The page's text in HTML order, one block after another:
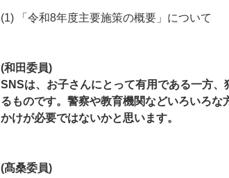
(1) 「令和8年度主要施策の概要」について
(和田委員)
SNSは、お子さんにとって有用である一方
るものです。警察や教育機関などいろいろな
かけが必要ではないかと思います。
(髙桑委員)